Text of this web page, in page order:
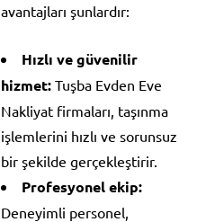
avantajları şunlardır:
Hızlı ve güvenilir
hizmet: Tuşba Evden Eve
Nakliyat firmaları, taşınma
işlemlerini hızlı ve sorunsuz
bir şekilde gerçekleştirir.
Profesyonel ekip:
Deneyimli personel,